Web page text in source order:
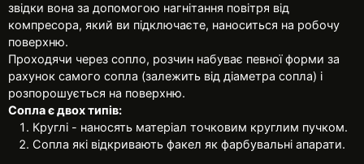
звідки вона за допомогою нагнітання повітря від
компресора, який ви підключаєте, наноситься на робочу
поверхню.
Проходячи через сопло, розчин набуває певної форми за
рахунок самого сопла (залежить від діаметра сопла) і
розпорошується на поверхню.
Сопла є двох типів:
Круглі - наносять матеріал точковим круглим пучком.
Сопла які відкривають факел як фарбувальні апарати.